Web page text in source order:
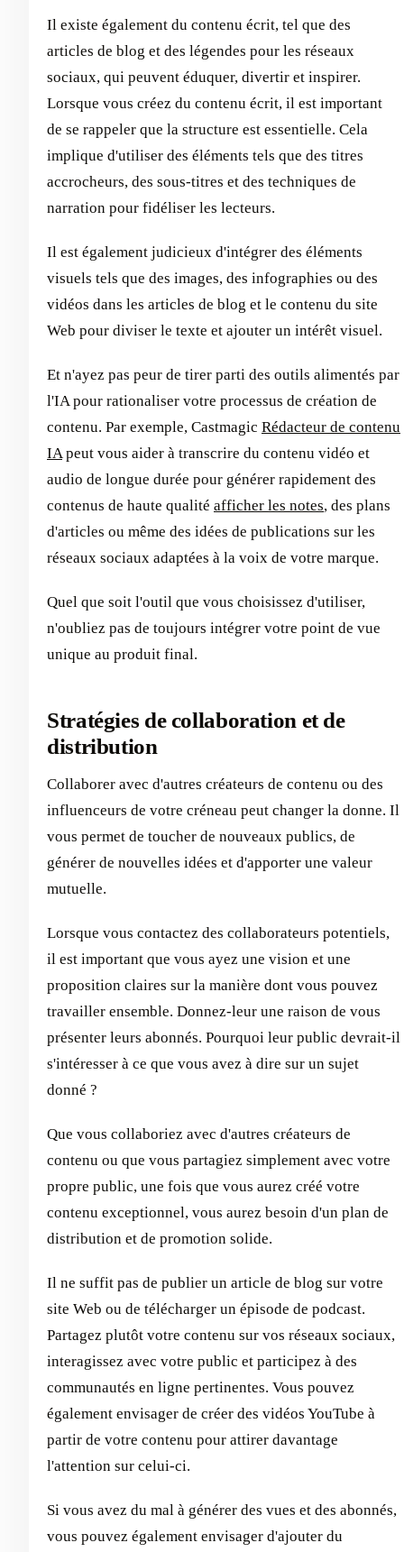
Il existe également du contenu écrit, tel que des
articles de blog et des légendes pour les réseaux
sociaux, qui peuvent éduquer, divertir et inspirer.
Lorsque vous créez du contenu écrit, il est important
de se rappeler que la structure est essentielle. Cela
implique d'utiliser des éléments tels que des titres
accrocheurs, des sous-titres et des techniques de
narration pour fidéliser les lecteurs.
Il est également judicieux d'intégrer des éléments
visuels tels que des images, des infographies ou des
vidéos dans les articles de blog et le contenu du site
Web pour diviser le texte et ajouter un intérêt visuel.
Et n'ayez pas peur de tirer parti des outils alimentés par
l'IA pour rationaliser votre processus de création de
contenu. Par exemple, Castmagic Rédacteur de contenu
IA peut vous aider à transcrire du contenu vidéo et
audio de longue durée pour générer rapidement des
contenus de haute qualité afficher les notes, des plans
d'articles ou même des idées de publications sur les
réseaux sociaux adaptées à la voix de votre marque.
Quel que soit l'outil que vous choisissez d'utiliser,
n'oubliez pas de toujours intégrer votre point de vue
unique au produit final.
Stratégies de collaboration et de
distribution
Collaborer avec d'autres créateurs de contenu ou des
influenceurs de votre créneau peut changer la donne. Il
vous permet de toucher de nouveaux publics, de
générer de nouvelles idées et d'apporter une valeur
mutuelle.
Lorsque vous contactez des collaborateurs potentiels,
il est important que vous ayez une vision et une
proposition claires sur la manière dont vous pouvez
travailler ensemble. Donnez-leur une raison de vous
présenter leurs abonnés. Pourquoi leur public devrait-il
s'intéresser à ce que vous avez à dire sur un sujet
donné ?
Que vous collaboriez avec d'autres créateurs de
contenu ou que vous partagiez simplement avec votre
propre public, une fois que vous aurez créé votre
contenu exceptionnel, vous aurez besoin d'un plan de
distribution et de promotion solide.
Il ne suffit pas de publier un article de blog sur votre
site Web ou de télécharger un épisode de podcast.
Partagez plutôt votre contenu sur vos réseaux sociaux,
interagissez avec votre public et participez à des
communautés en ligne pertinentes. Vous pouvez
également envisager de créer des vidéos YouTube à
partir de votre contenu pour attirer davantage
l'attention sur celui-ci.
Si vous avez du mal à générer des vues et des abonnés,
vous pouvez également envisager d'ajouter du